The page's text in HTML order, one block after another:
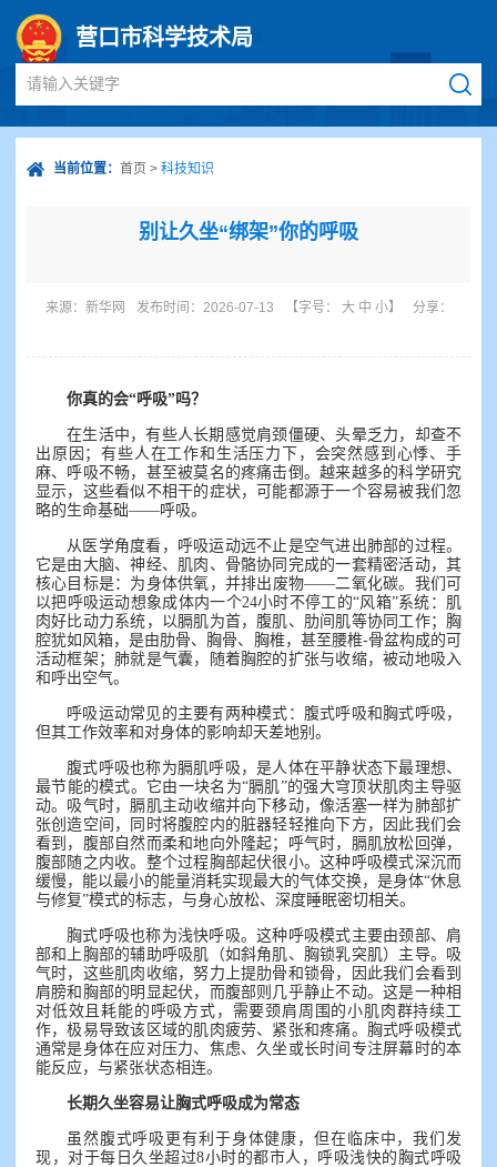
营口市科学技术局
请输入关键字
当前位置： 首页 > 科技知识
别让久坐“绑架”你的呼吸
来源： 新华网 发布时间：2026-07-13 【字号： 大 中 小】 分享：
你真的会“呼吸”吗？
在生活中，有些人长期感觉肩颈僵硬、头晕乏力，却查不
出原因；有些人在工作和生活压力下，会突然感到心悸、手
麻、呼吸不畅，甚至被莫名的疼痛击倒。越来越多的科学研究
显示，这些看似不相干的症状，可能都源于一个容易被我们忽
略的生命基础——呼吸。
从医学角度看，呼吸运动远不止是空气进出肺部的过程。
它是由大脑、神经、肌肉、骨骼协同完成的一套精密活动，其
核心目标是：为身体供氧，并排出废物——二氧化碳。我们可
以把呼吸运动想象成体内一个24小时不停工的“风箱”系统：肌
肉好比动力系统，以膈肌为首，腹肌、肋间肌等协同工作；胸
腔犹如风箱，是由肋骨、胸骨、胸椎，甚至腰椎-骨盆构成的可
活动框架；肺就是气囊，随着胸腔的扩张与收缩，被动地吸入
和呼出空气。
呼吸运动常见的主要有两种模式：腹式呼吸和胸式呼吸，
但其工作效率和对身体的影响却天差地别。
腹式呼吸也称为膈肌呼吸，是人体在平静状态下最理想、
最节能的模式。它由一块名为“膈肌”的强大穹顶状肌肉主导驱
动。吸气时，膈肌主动收缩并向下移动，像活塞一样为肺部扩
张创造空间，同时将腹腔内的脏器轻轻推向下方，因此我们会
看到，腹部自然而柔和地向外隆起；呼气时，膈肌放松回弹，
腹部随之内收。整个过程胸部起伏很小。这种呼吸模式深沉而
缓慢，能以最小的能量消耗实现最大的气体交换，是身体“休息
与修复”模式的标志，与身心放松、深度睡眠密切相关。
胸式呼吸也称为浅快呼吸。这种呼吸模式主要由颈部、肩
部和上胸部的辅助呼吸肌（如斜角肌、胸锁乳突肌）主导。吸
气时，这些肌肉收缩，努力上提肋骨和锁骨，因此我们会看到
肩膀和胸部的明显起伏，而腹部则几乎静止不动。这是一种相
对低效且耗能的呼吸方式，需要颈肩周围的小肌肉群持续工
作，极易导致该区域的肌肉疲劳、紧张和疼痛。胸式呼吸模式
通常是身体在应对压力、焦虑、久坐或长时间专注屏幕时的本
能反应，与紧张状态相连。
长期久坐容易让胸式呼吸成为常态
虽然腹式呼吸更有利于身体健康，但在临床中，我们发
现，对于每日久坐超过8小时的都市人，呼吸浅快的胸式呼吸